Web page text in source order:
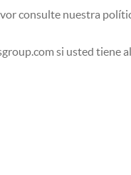
consulte nuestra
si usted tiene